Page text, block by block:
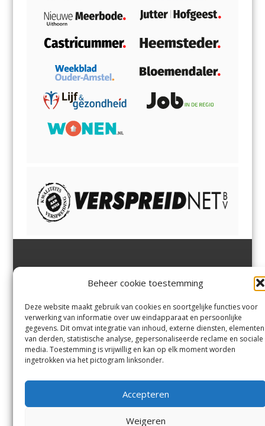
Beheer cookie toestemming
Deze website maakt gebruik van cookies en soortgelijke functies voor
verwerking van informatie over uw eindapparaat en persoonlijke
gegevens. Dit omvat integratie van inhoud, externe diensten, elementen
van derden, statistische analyse, gepersonaliseerde reclame en sociale
media. Toestemming is vrijwillig en kan op elk moment worden
ingetrokken via het pictogram linksonder.
Accepteren
Weigeren
Margadantstraat 34
0255-533900
info@jutter.nlofinfo@hofgee
st.nl
Velserbroek,Velsen-Zuid,
Zuid,Driehuisen
Spaarnwoude.
Contact
Andere uitgaven
Voorwaarden